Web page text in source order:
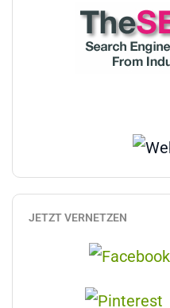
JETZT VERNETZEN